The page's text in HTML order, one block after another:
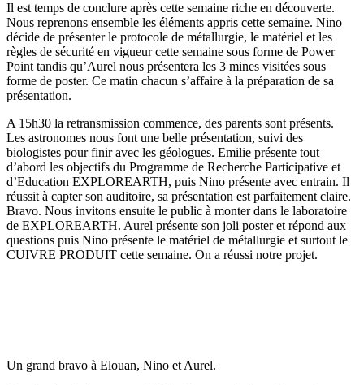
Il est temps de conclure après cette semaine riche en découverte.
Nous reprenons ensemble les éléments appris cette semaine. Nino
décide de présenter le protocole de métallurgie, le matériel et les
règles de sécurité en vigueur cette semaine sous forme de Power
Point tandis qu’Aurel nous présentera les 3 mines visitées sous
forme de poster. Ce matin chacun s’affaire à la préparation de sa
présentation.
A 15h30 la retransmission commence, des parents sont présents.
Les astronomes nous font une belle présentation, suivi des
biologistes pour finir avec les géologues. Emilie présente tout
d’abord les objectifs du Programme de Recherche Participative et
d’Education EXPLOREARTH, puis Nino présente avec entrain. Il
réussit à capter son auditoire, sa présentation est parfaitement claire.
Bravo. Nous invitons ensuite le public à monter dans le laboratoire
de EXPLOREARTH. Aurel présente son joli poster et répond aux
questions puis Nino présente le matériel de métallurgie et surtout le
CUIVRE PRODUIT cette semaine. On a réussi notre projet.
Un grand bravo à Elouan, Nino et Aurel.